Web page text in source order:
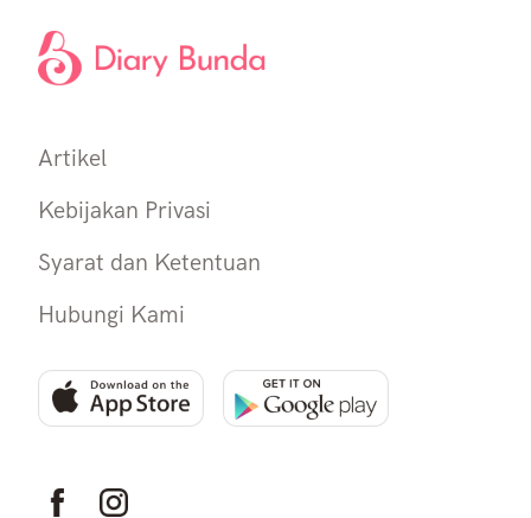
Artikel
Kebijakan Privasi
Syarat dan Ketentuan
Hubungi Kami